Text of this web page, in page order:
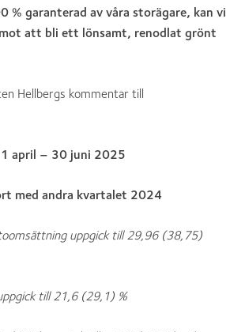
% garanterad av våra storägare, kan vi
att bli ett lönsamt, renodlat grönt
Hellbergs kommentar till
april – 30 juni 2025
med andra kvartalet 2024
uppgick till 29,96 (38,75)
till 21,6 (29,1) %